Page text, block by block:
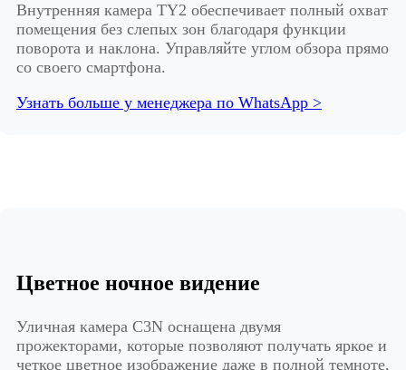
Внутренняя камера TY2 обеспечивает полный охват
помещения без слепых зон благодаря функции
поворота и наклона. Управляйте углом обзора прямо
со своего смартфона.
Узнать больше у менеджера по WhatsApp >
Цветное ночное видение
Уличная камера C3N оснащена двумя
прожекторами, которые позволяют получать яркое и
четкое цветное изображение даже в полной темноте,